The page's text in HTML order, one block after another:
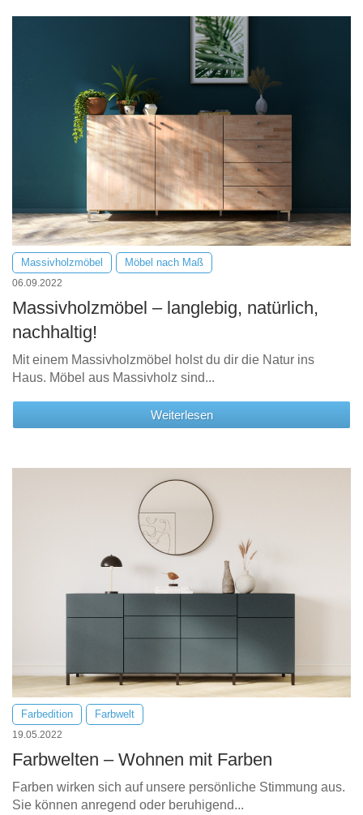
Massivholzmöbel Möbel nach Maß
06.09.2022
Massivholzmöbel – langlebig, natürlich,
nachhaltig!
Mit einem Massivholzmöbel holst du dir die Natur ins
Haus. Möbel aus Massivholz sind...
Weiterlesen
Farbedition Farbwelt
19.05.2022
Farbwelten – Wohnen mit Farben
Farben wirken sich auf unsere persönliche Stimmung aus.
Sie können anregend oder beruhigend...